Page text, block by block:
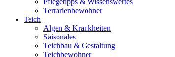
Pflegetipps & Wissenswertes
Terrarienbewohner
Teich
Algen & Krankheiten
Saisonales
Teichbau & Gestaltung
Teichbewohner